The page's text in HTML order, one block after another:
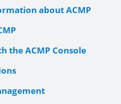
about ACMP
the ACMP Console